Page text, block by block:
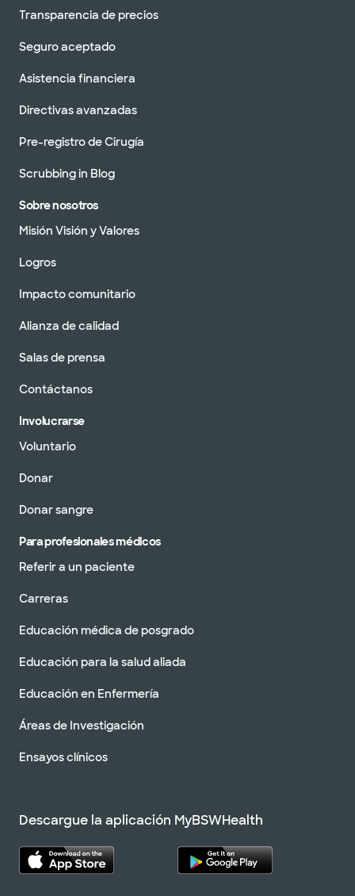
Transparencia de precios
Seguro aceptado
Asistencia financiera
Directivas avanzadas
Pre-registro de Cirugía
Scrubbing in Blog
Sobre nosotros
Misión Visión y Valores
Logros
Impacto comunitario
Alianza de calidad
Salas de prensa
Contáctanos
Involucrarse
Voluntario
Donar
Donar sangre
Para profesionales médicos
Referir a un paciente
Carreras
Educación médica de posgrado
Educación para la salud aliada
Educación en Enfermería
Áreas de Investigación
Ensayos clínicos
Descargue la aplicación MyBSWHealth